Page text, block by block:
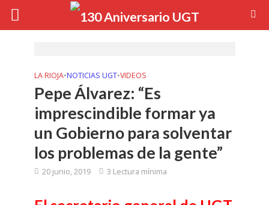
LA RIOJA•NOTICIAS UGT•VIDEOS
Pepe Álvarez: “Es
imprescindible formar ya
un Gobierno para solventar
los problemas de la gente”
20 junio, 2019 3 Lectura mínima